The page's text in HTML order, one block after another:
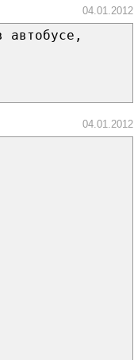
04.01.2012
автобусе,
04.01.2012